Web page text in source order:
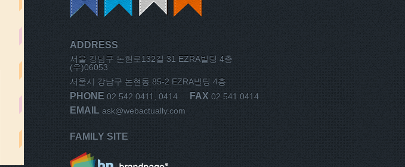
ADDRESS
서울 강남구 논현로132길 31 EZRA빌딩 4층
(우)06053
서울시 강남구 논현동 85-2 EZRA빌딩 4층
PHONE 02 542 0411, 0414 FAX 02 541 0414
EMAIL ask@webactually.com
FAMILY SITE